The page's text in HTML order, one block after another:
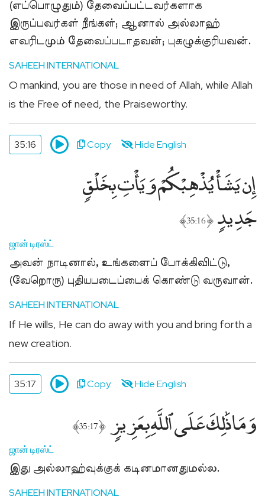
(எப்பொழுதும்) தேவைப்பட்டவர்களாக
இருப்பவர்கள் நீங்கள்; ஆனால் அல்லாஹ்
எவரிடமும் தேவைப்படாதவன்; புகழுக்குரியவன்.
SAHEEH INTERNATIONAL
O mankind, you are those in need of Allah, while Allah
is the Free of need, the Praiseworthy.
35:16 Copy Hide English
إِن يَشَأْ يُذْهِبْكُمْ وَيَأْتِ بِخَلْقٍۢ
جَدِيدٍۢ ﴿35:16﴾
ஜான் டிரஸ்ட்
அவன் நாடினால், உங்களைப் போக்கிவிட்டு,
(வேறொரு) புதியபடைப்பைக் கொண்டு வருவான்.
SAHEEH INTERNATIONAL
If He wills, He can do away with you and bring forth a
new creation.
35:17 Copy Hide English
وَمَا ذَٰلِكَ عَلَى ٱللَّهِ بِعَزِيزٍۢ﴿35:17﴾
ஜான் டிரஸ்ட்
இது அல்லாஹ்வுக்குக் கடினமானதுமல்ல.
SAHEEH INTERNATIONAL